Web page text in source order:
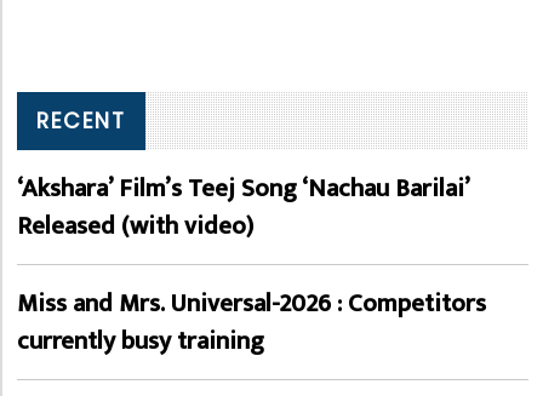
RECENT
‘Akshara’ Film’s Teej Song ‘Nachau Barilai’
Released (with video)
Miss and Mrs. Universal-2026 : Competitors
currently busy training